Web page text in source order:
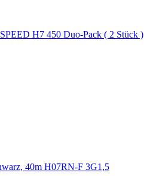
H7 450 Duo-Pack ( 2 Stück )
40m H07RN-F 3G1,5